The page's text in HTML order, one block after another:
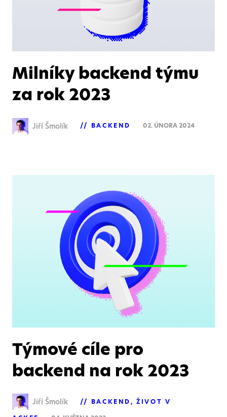
Milníky backend týmu
za rok 2023
Jiří Šmolík BACKEND 02. ÚNORA 2024
Týmové cíle pro
backend na rok 2023
Jiří Šmolík BACKEND
ŽIVOT V